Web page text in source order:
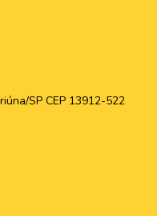
SP CEP 13912-522